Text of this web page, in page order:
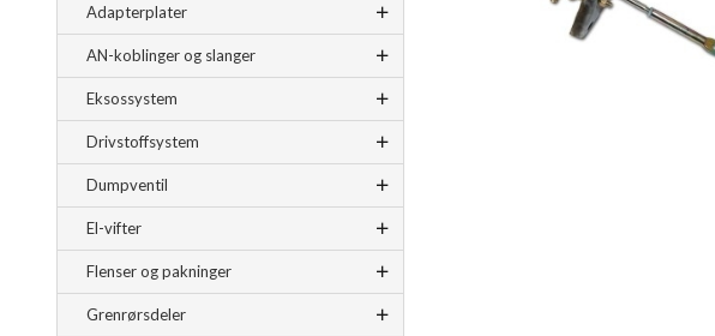
Adapterplater
AN-koblinger og slanger
Eksossystem
Drivstoffsystem
Dumpventil
El-vifter
Flenser og pakninger
Grenrørsdeler